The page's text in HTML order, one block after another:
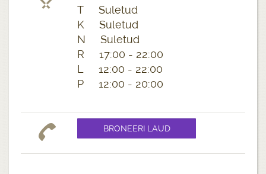
T Suletud
K Suletud
N Suletud
R 17:00 - 22:00
L 12:00 - 22:00
P 12:00 - 20:00